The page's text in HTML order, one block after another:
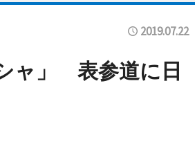
2019.07.22
ャ」 表参道に日